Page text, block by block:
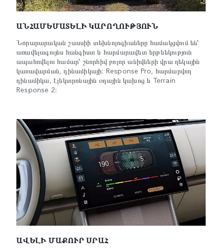
ԱՆՀԱՄԵՄԱՏԵԼԻ ԿԱՐՈՂՈՒԹՅՈՒՆ
Նորարարական շասսիի տեխնոլոգիաները համակցվում են՝
առավելագույնս հանգիստ և հարմարավետ երթևեկություն
ապահովելու համար՝ շնորհիվ բոլոր անիվների վրա ղեկային
կառավարման, դինամիկայի։ Response Pro, հարմարվող
դինամիկա, էլեկտրոնային օդային կախոց և Terrain
Response 2։
ԱՎԵԼԻ ՄԱՔՈՒՐ ՍՐԱՀ